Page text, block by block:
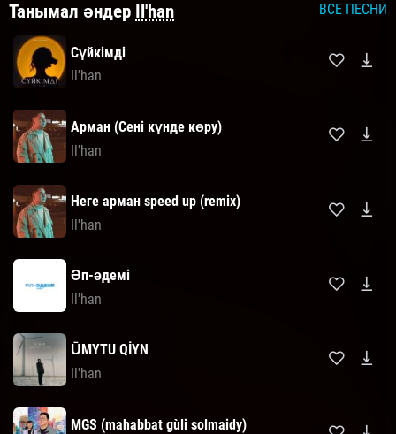
Танымал әндер Il'han ВСЕ ПЕСНИ
Сүйкімді
Il'han
Арман (Сені күнде көру)
Il'han
Неге арман speed up (remix)
Il'han
Әп-әдемі
Il'han
ŪMYTU QİYN
Il'han
MGS (mahabbat gùli solmaidy)